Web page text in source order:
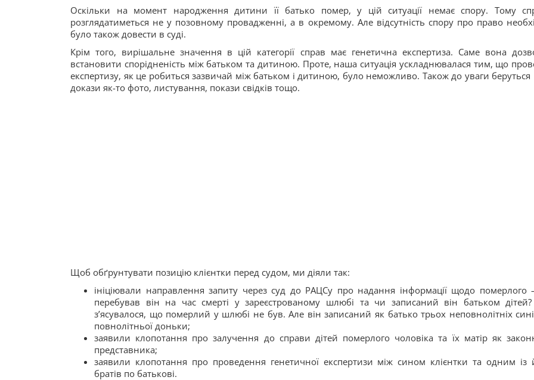
Оскільки на момент народження дитини її батько помер, у цій ситуації немає спору. Тому
розглядатиметься не у позовному провадженні, а в окремому. Але відсутність спору про право
було також довести в суді.
Крім того, вирішальне значення в цій категорії справ має генетична експертиза. Саме вона
встановити спорідненість між батьком та дитиною. Проте, наша ситуація ускладнювалася тим, що
експертизу, як це робиться зазвичай між батьком і дитиною, було неможливо. Також до уваги беруться
докази як-то фото, листування, покази свідків тощо.
Щоб обґрунтувати позицію клієнтки перед судом, ми діяли так:
ініціювали направлення запиту через суд до РАЦСу про надання інформації щодо померлого
перебував він на час смерті у зареєстрованому шлюбі та чи записаний він батьком
з’ясувалося, що померлий у шлюбі не був. Але він записаний як батько трьох неповнолітніх
повнолітньої доньки;
заявили клопотання про залучення до справи дітей померлого чоловіка та їх матір як
представника;
заявили клопотання про проведення генетичної експертизи між сином клієнтки та одним із
братів по батькові.